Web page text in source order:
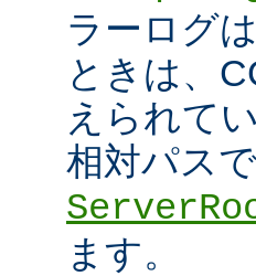
ラーログ
ときは、
えられて
相対パス
ます。